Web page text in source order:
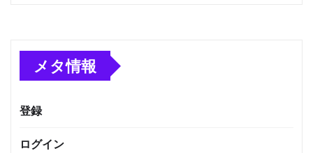
メタ情報
登録
ログイン